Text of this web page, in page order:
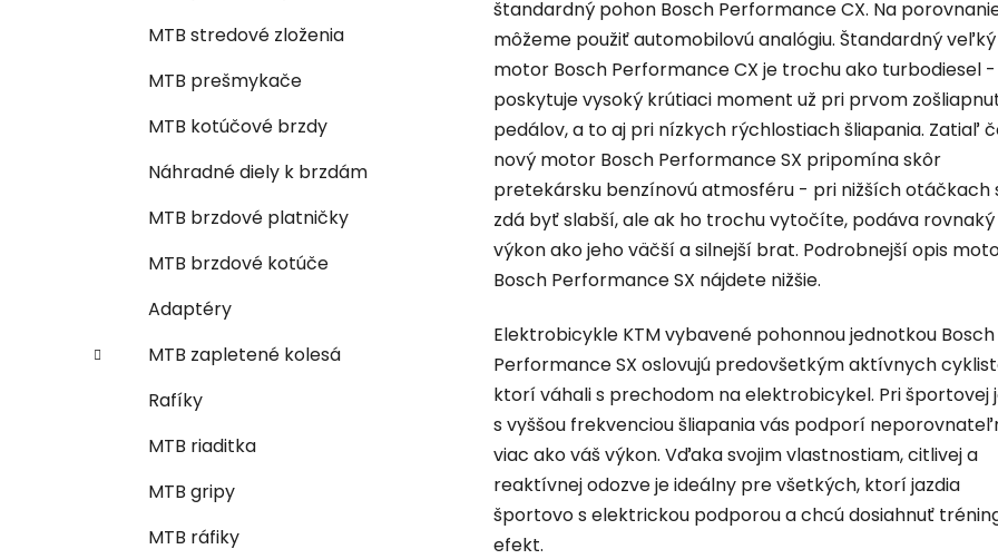
MTB stredové zloženia
MTB prešmykače
MTB kotúčové brzdy
Náhradné diely k brzdám
MTB brzdové platničky
MTB brzdové kotúče
Adaptéry
MTB zapletené kolesá
Rafíky
MTB riaditka
MTB gripy
MTB ráfiky
štandardný pohon Bosch Performance CX. Na
môžeme použiť automobilovú analógiu. Štandardný veľký
motor Bosch Performance CX je trochu ako turbodiesel -
poskytuje vysoký krútiaci moment už pri prvom
pedálov, a to aj pri nízkych rýchlostiach šliapania. Zatiaľ
nový motor Bosch Performance SX pripomína skôr
pretekársku benzínovú atmosféru - pri nižších otáčkach
zdá byť slabší, ale ak ho trochu vytočíte, podáva rovnaký
výkon ako jeho väčší a silnejší brat. Podrobnejší opis
Bosch Performance SX nájdete nižšie.
Elektrobicykle KTM vybavené pohonnou jednotkou Bosch
Performance SX oslovujú predovšetkým aktívnych
ktorí váhali s prechodom na elektrobicykel. Pri športovej
s vyššou frekvenciou šliapania vás podporí
viac ako váš výkon. Vďaka svojim vlastnostiam, citlivej a
reaktívnej odozve je ideálny pre všetkých, ktorí jazdia
športovo s elektrickou podporou a chcú dosiahnuť
efekt.